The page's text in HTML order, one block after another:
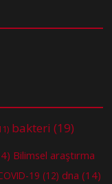
bakteri (19)
Bilimsel araştırma
19 (12) dna (14)